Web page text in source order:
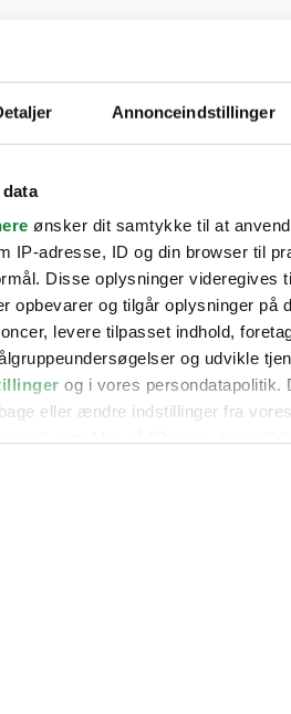
Annonceindstillinger
ønsker dit samtykke til at
IP-adresse, ID og din browser til
Disse oplysninger videregives
opbevarer og tilgår oplysninger på
levere tilpasset indhold,
og udvikle
og i vores persondatapolitik.
eller ændre indstillinger fra
også gerne:
baseret på en scanning af
websitet.